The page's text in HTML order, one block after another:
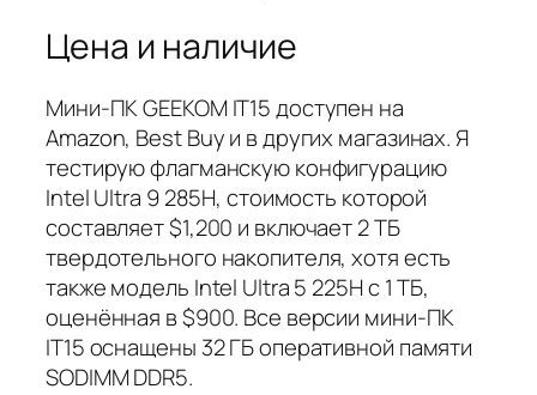
Цена и наличие
Мини-ПК GEEKOM IT15 доступен на
Amazon, Best Buy и в других магазинах. Я
тестирую флагманскую конфигурацию
Intel Ultra 9 285H, стоимость которой
составляет $1,200 и включает 2 ТБ
твердотельного накопителя, хотя есть
также модель Intel Ultra 5 225H с 1 ТБ,
оценённая в $900. Все версии мини-ПК
IT15 оснащены 32 ГБ оперативной памяти
SODIMM DDR5.